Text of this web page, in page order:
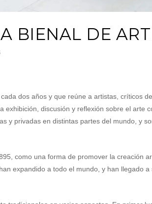
BIENAL DE
dos años y que reúne a artistas, críticos
discusión y reflexión sobre el arte
y privadas en distintas partes del mundo, y
como una forma de promover la creación
expandido a todo el mundo, y han llegado